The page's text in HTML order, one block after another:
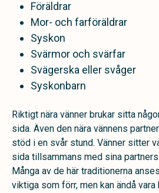
Föräldrar
Mor- och farföräldrar
Syskon
Svärmor och svärfar
Svägerska eller svåger
Syskonbarn
Riktigt nära vänner brukar sitta
sida. Även den nära vännens
stöd i en svår stund. Vänner sitter
sida tillsammans med sina partners.
Många av de här traditionerna
viktiga som förr, men kan ändå vara